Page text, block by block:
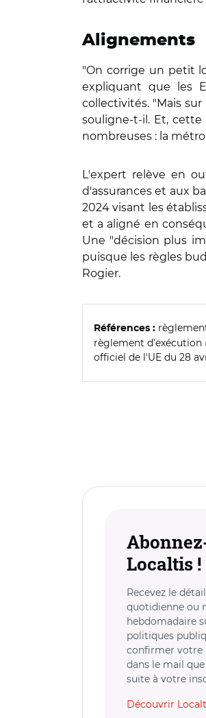
Alignements
"On corrige un petit
expliquant que les
collectivités. "Mais
souligne-t-il. Et,
nombreuses : la
L'expert relève en
d'assurances et aux
2024 visant les
et a aligné en
Une "décision plus
puisque les règles
Rogier.
Références :
règlement d’exécution
officiel de l'UE du 28
Localtis !
Recevez le
quotidienne ou
hebdomadaire
politiques
confirmer votre
dans le mail
suite à votre
Découvrir